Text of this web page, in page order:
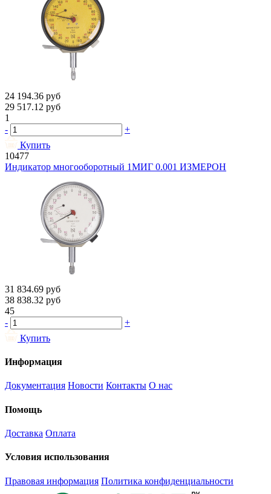
24 194.36 руб
29 517.12 руб
1
-
+
Купить
10477
Индикатор многооборотный 1МИГ 0.001 ИЗМЕРОН
31 834.69 руб
38 838.32 руб
45
-
+
Купить
Информация
Документация Новости Контакты О нас
Помощь
Доставка Оплата
Условия использования
Правовая информация Политика конфиденциальности